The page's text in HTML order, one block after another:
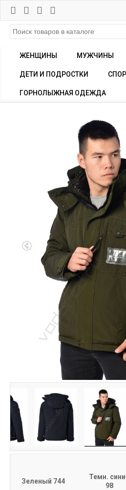
ЖЕНЩИНЫ МУЖЧИНЫ
ДЕТИ И ПОДРОСТКИ
ГОРНОЛЫЖНАЯ ОДЕЖДА
Зеленый 744
Темн.
98